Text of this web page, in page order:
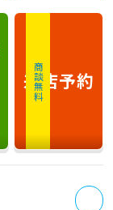
商談無料
来店予約